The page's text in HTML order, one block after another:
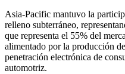
Asia-Pacific mantuvo la
relleno subterráneo,
que representa el 55% del
alimentado por la producción
penetración electrónica de
automotriz.